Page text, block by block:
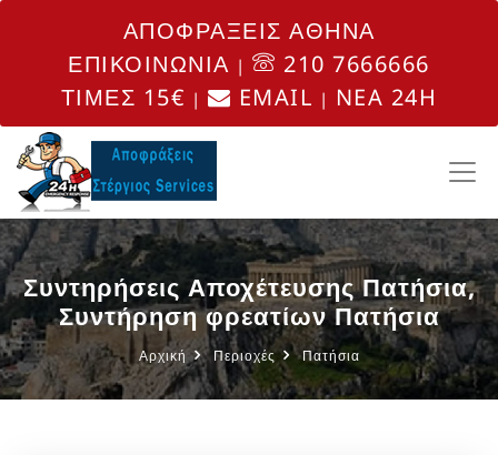
ΑΠΟΦΡΑΞΕΙΣ ΑΘΗΝΑ
ΕΠΙΚΟΙΝΩΝΙΑ |
210 7666666
ΤΙΜΕΣ 15€ | EMAIL | NEA 24H
Συντηρήσεις Αποχέτευσης Πατήσια,
Συντήρηση φρεατίων Πατήσια
Αρχική Περιοχές Πατήσια